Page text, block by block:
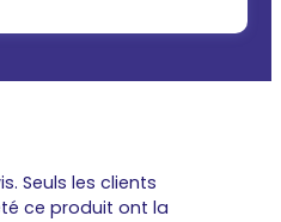
Seuls les clients
ce produit ont la